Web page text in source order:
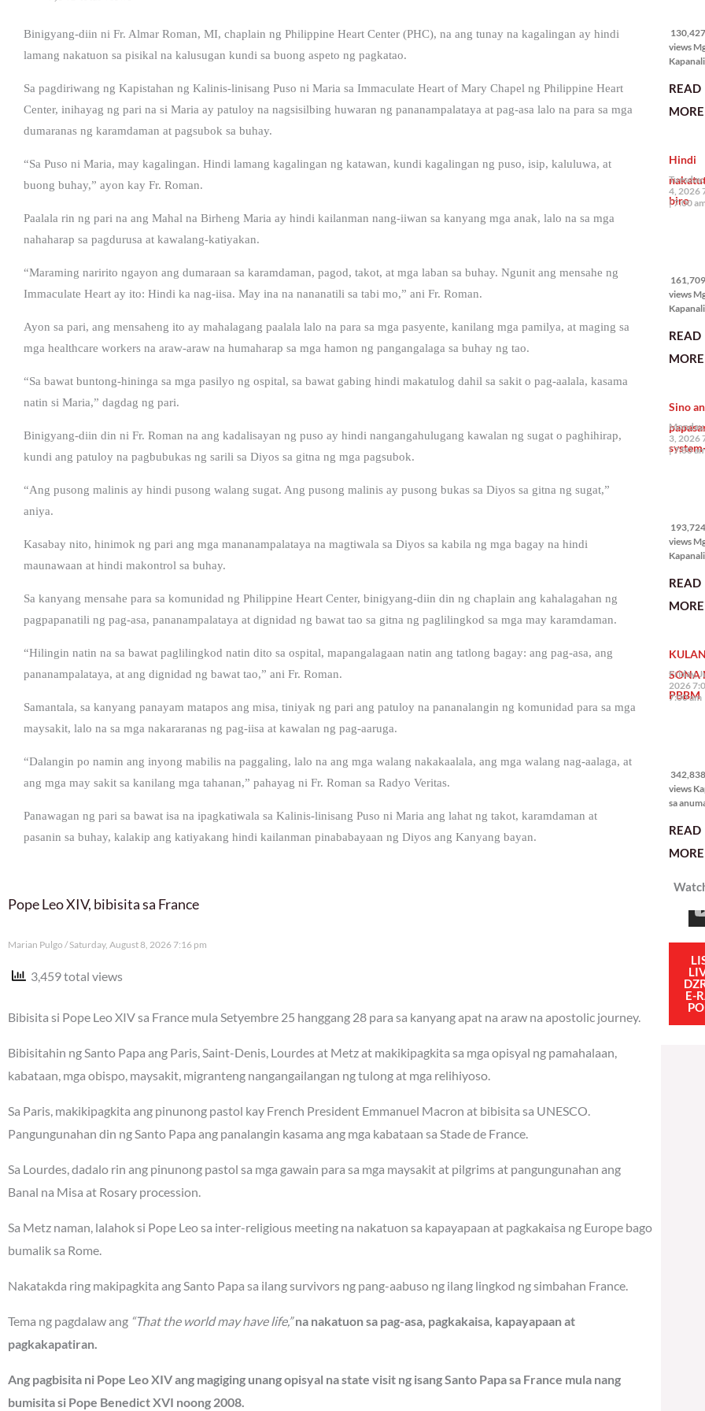
Binigyang-diin ni Fr. Almar Roman, MI, chaplain ng Philippine Heart Center (PHC), na ang tunay na kagalingan ay hindi
lamang nakatuon sa pisikal na kalusugan kundi sa buong aspeto ng pagkatao.
Sa pagdiriwang ng Kapistahan ng Kalinis-linisang Puso ni Maria sa Immaculate Heart of Mary Chapel ng Philippine Heart
Center, inihayag ng pari na si Maria ay patuloy na nagsisilbing huwaran ng pananampalataya at pag-asa lalo na para sa mga
dumaranas ng karamdaman at pagsubok sa buhay.
“Sa Puso ni Maria, may kagalingan. Hindi lamang kagalingan ng katawan, kundi kagalingan ng puso, isip, kaluluwa, at
buong buhay,” ayon kay Fr. Roman.
Paalala rin ng pari na ang Mahal na Birheng Maria ay hindi kailanman nang-iiwan sa kanyang mga anak, lalo na sa mga
nahaharap sa pagdurusa at kawalang-katiyakan.
“Maraming naririto ngayon ang dumaraan sa karamdaman, pagod, takot, at mga laban sa buhay. Ngunit ang mensahe ng
Immaculate Heart ay ito: Hindi ka nag-iisa. May ina na nananatili sa tabi mo,” ani Fr. Roman.
Ayon sa pari, ang mensaheng ito ay mahalagang paalala lalo na para sa mga pasyente, kanilang mga pamilya, at maging sa
mga healthcare workers na araw-araw na humaharap sa mga hamon ng pangangalaga sa buhay ng tao.
“Sa bawat buntong-hininga sa mga pasilyo ng ospital, sa bawat gabing hindi makatulog dahil sa sakit o pag-aalala, kasama
natin si Maria,” dagdag ng pari.
Binigyang-diin din ni Fr. Roman na ang kadalisayan ng puso ay hindi nangangahulugang kawalan ng sugat o paghihirap,
kundi ang patuloy na pagbubukas ng sarili sa Diyos sa gitna ng mga pagsubok.
“Ang pusong malinis ay hindi pusong walang sugat. Ang pusong malinis ay pusong bukas sa Diyos sa gitna ng sugat,”
aniya.
Kasabay nito, hinimok ng pari ang mga mananampalataya na magtiwala sa Diyos sa kabila ng mga bagay na hindi
maunawaan at hindi makontrol sa buhay.
Sa kanyang mensahe para sa komunidad ng Philippine Heart Center, binigyang-diin din ng chaplain ang kahalagahan ng
pagpapanatili ng pag-asa, pananampalataya at dignidad ng bawat tao sa gitna ng paglilingkod sa mga may karamdaman.
“Hilingin natin na sa bawat paglilingkod natin dito sa ospital, mapangalagaan natin ang tatlong bagay: ang pag-asa, ang
pananampalataya, at ang dignidad ng bawat tao,” ani Fr. Roman.
Samantala, sa kanyang panayam matapos ang misa, tiniyak ng pari ang patuloy na pananalangin ng komunidad para sa mga
maysakit, lalo na sa mga nakararanas ng pag-iisa at kawalan ng pag-aaruga.
“Dalangin po namin ang inyong mabilis na paggaling, lalo na ang mga walang nakakaalala, ang mga walang nag-aalaga, at
ang mga may sakit sa kanilang mga tahanan,” pahayag ni Fr. Roman sa Radyo Veritas.
Panawagan ng pari sa bawat isa na ipagkatiwala sa Kalinis-linisang Puso ni Maria ang lahat ng takot, karamdaman at
pasanin sa buhay, kalakip ang katiyakang hindi kailanman pinababayaan ng Diyos ang Kanyang bayan.
Pope Leo XIV, bibisita sa France
Marian Pulgo Saturday, August 8, 2026 7:16 pm
3,459 total views
Bibisita si Pope Leo XIV sa France mula Setyembre 25 hanggang 28 para sa kanyang apat na araw na apostolic journey.
Bibisitahin ng Santo Papa ang Paris, Saint-Denis, Lourdes at Metz at makikipagkita sa mga opisyal ng pamahalaan,
kabataan, mga obispo, maysakit, migranteng nangangailangan ng tulong at mga relihiyoso.
Sa Paris, makikipagkita ang pinunong pastol kay French President Emmanuel Macron at bibisita sa UNESCO.
Pangungunahan din ng Santo Papa ang panalangin kasama ang mga kabataan sa Stade de France.
Sa Lourdes, dadalo rin ang pinunong pastol sa mga gawain para sa mga maysakit at pilgrims at pangungunahan ang
Banal na Misa at Rosary procession.
Sa Metz naman, lalahok si Pope Leo sa inter-religious meeting na nakatuon sa kapayapaan at pagkakaisa ng Europe bago
bumalik sa Rome.
Nakatakda ring makipagkita ang Santo Papa sa ilang survivors ng pang-aabuso ng ilang lingkod ng simbahan France.
Tema ng pagdalaw ang “That the world may have life,”na nakatuon sa pag-asa, pagkakaisa, kapayapaan at
pagkakapatiran.
Ang pagbisita ni Pope Leo XIV ang magiging unang opisyal na state visit ng isang Santo Papa sa France mula nang
bumisita si Pope Benedict XVI noong 2008.
views
bawat
disente,
itong
ligtas,
READ
MORE
Hindi
biro
4, 2026
7:00
views
Japanese
the
bahay
READ
MORE
Sino
3, 2026
7:00
views
State of
Marcos
READ
MORE
SONA
PBBM
Friday,
2026
7:00 am
views
sa
planong
usapin
sadyang
itong
kulang.
ibig
READ
MORE
E-